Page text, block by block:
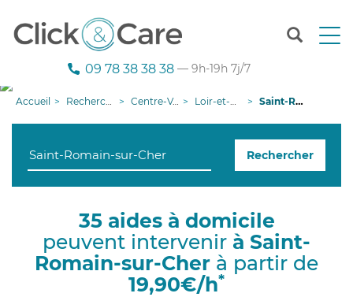
T
n
g
09 78 38 38 38 — 9h-19h 7j/7
Accueil Recherche aide à domicile Centre-Val de Loire Loir-et-Cher Saint-Romain-sur-Cher
Rechercher
35 aides à domicile
peuvent intervenir à Saint-
Romain-sur-Cher à partir de
19,90€/h*